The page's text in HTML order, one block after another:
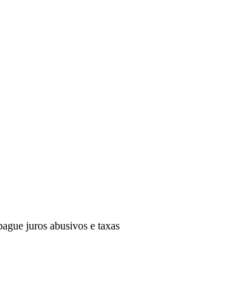
juros abusivos e taxas